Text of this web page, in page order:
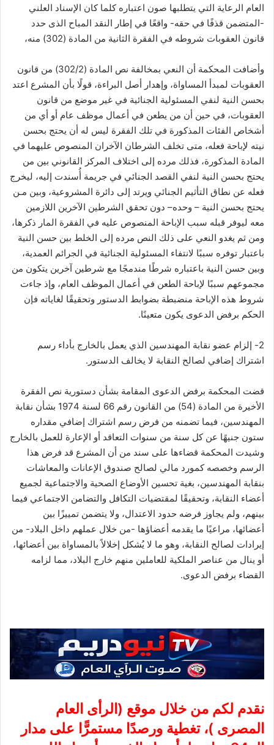
العام الرعاية التي يتطلبها صون اعتباره كلما كان الإسناد العلني
-المتضمن قذفًا في حقه- واقعًا في إطار النقد المباح الذى حدد
قانون العقوبات شروطه في الفقرة الثانية من المادة (302) منه،
وأضافت المحكمة أن النعي بمخالفة نص المادة (302/2) من قانون
العقوبات لمبدأ المساواة، وإهدار أصل البراءة، قولًا بأن المشرع اعتد
بحسن النية لنفي المسئولية الجنائية في غير موضع من قانون
العقوبات، في حين أن من يطعن في أعمال موظف عام أو أي من
أشخاص الفئات المذكورة في تلك الفقرة ليس له أن يحتج بحسن
نيته لإباحة فعله، متى تخلف الشرطان الآخران المنصوص عليهما في
المادة المذكورة، فذلك مرده إلى اختلاف المركز القانوني بين من
يحتج بحسن النية لنفي القصد الجنائي في جريمة أُسندت إليه، ليخرج
فعله عن نطاق التأثيم الجنائي ويرتد إلى دائرة المشروعية، وبين مـن
يحتج بحسن النية – وحده– دون تحقق الشرطين الآخرين اللازمين
معه ليوفر قبله سبب الإباحة المنصوص عليه في الفقرة المار ذكرها،
ومن ثم يغدو النعي على ذلك النص مرده إلى الخلط بين حسن النية
باعتبار توفره سببًا لانتفاء المسئولية الجنائية في الجرائم العمدية،
وبين حسن النية باعتباره شرطًا مندمجًا مع شرطين آخرين يتكون من
مجموعهم سببًا لإباحة الطعن في أعمال الموظف العام، وإذ جاءت
شروط هذه الإباحة منضبطة بضوابط الدستور وتحقيقًا لغاياته فإن
الحكم برفض الدعوى يكون متعينًا.
2- إلزام عضو نقابة المهندسين الذي يعمل بالخارج بأداء رسم
اشتراك إضافي لصالح النقابة لا يخالف الدستور.
قضت المحكمة برفض الدعوى المقامة بشأن دستورية نص الفقرة
الأخيرة من المادة (54) من القانون رقم 66 لسنة 1974 بشأن نقابة
المهندسين، فيما تضمنه من فرض رسم اشتراك إضافي مقداره
ستون جنيهًا عن كل سنة من سنوات التعاقد أو الإعارة للعمل بالخارج
وشيدت المحكمة قضاءها على سند من أن المشرع قد فرض هذا
الرسم وخصصه كمورد مالي لصالح صندوق الإعانات والمعاشات
بنقابة المهندسين، بغية تحسين الأوضاع الصحية والاجتماعية لجميع
أعضاء النقابة، وتحقيقًا لمقتضيات التكافل والتضامن الاجتماعي فيما
بينهم، ولم يجاوز فرضه حدود الاعتدال، ولا يتضمن تمييزًا بين
أعضائها، مراعيًا ما يقدمه أعضاؤها -من خلال عملهم داخل البلاد- من
إيرادات لصالح النقابة، وهو ما لا يُشكل إخلالاً بالمساواة بين أعضائها،
أو ينال من عناصر الملكية للعاملين منهم خارج البلاد، مما لزامه
القضاء برفض الدعوى.
نقدم لكم من خلال موقع ( الرأى العام
المصرى )، تغطية ورصدًا مستمرًّا على مدار